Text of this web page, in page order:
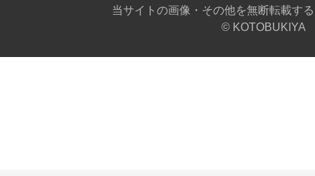
当サイトの画像・その他を無断転載す
© KOTOBUKIYA